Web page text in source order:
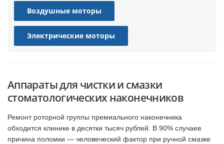
Воздушные моторы
Электрические моторы
Аппараты для чистки и смазки
стоматологических наконечников
Ремонт роторной группы премиального наконечника
обходится клинике в десятки тысяч рублей. В 90% случаев
причина поломки — человеческий фактор при ручной смазке